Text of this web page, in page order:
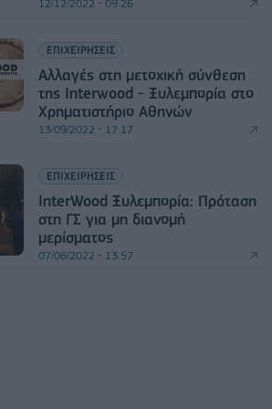
12/12/2022 - 09:26
ΕΠΙΧΕΙΡΗΣΕΙΣ
Αλλαγές στη μετοχική σύνθεση
της Interwood - Ξυλεμπορία στο
Χρηματιστήριο Αθηνών
13/09/2022 - 17:17
ΕΠΙΧΕΙΡΗΣΕΙΣ
InterWood Ξυλεμπορία: Πρόταση
στη ΓΣ για μη διανομή
μερίσματος
07/06/2022 - 13:57